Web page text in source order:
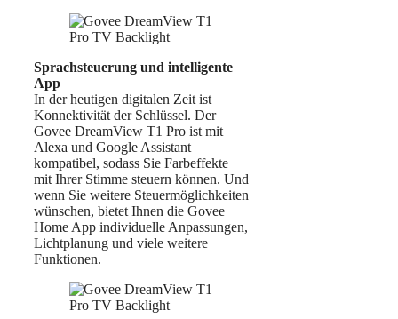
Sprachsteuerung und intelligente
App
In der heutigen digitalen Zeit ist
Konnektivität der Schlüssel. Der
Govee DreamView T1 Pro ist mit
Alexa und Google Assistant
kompatibel, sodass Sie Farbeffekte
mit Ihrer Stimme steuern können. Und
wenn Sie weitere Steuermöglichkeiten
wünschen, bietet Ihnen die Govee
Home App individuelle Anpassungen,
Lichtplanung und viele weitere
Funktionen.